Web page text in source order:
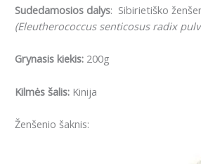
Sudedamosios dalys: Sibirietiško
(Eleutherococcus senticosus radix
Grynasis kiekis: 200g
Kilmės šalis: Kinija
Ženšenio šaknis: